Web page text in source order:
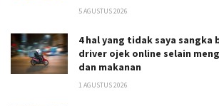
5 AGUSTUS 2026
4 hal yang tidak saya sangka
driver ojek online selain
dan makanan
1 AGUSTUS 2026